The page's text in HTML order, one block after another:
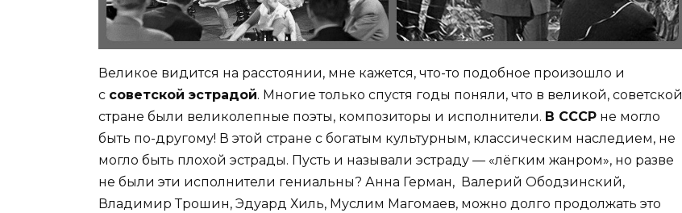
Великое видится на расстоянии, мне кажется, что-то подобное произошло и
с советской эстрадой. Многие только спустя годы поняли, что в великой, советской
стране были великолепные поэты, композиторы и исполнители. В СССР не могло
быть по-другому! В этой стране с богатым культурным, классическим наследием, не
могло быть плохой эстрады. Пусть и называли эстраду — «лёгким жанром», но разве
не были эти исполнители гениальны? Анна Герман, Валерий Ободзинский,
Владимир Трошин, Эдуард Хиль, Муслим Магомаев, можно долго продолжать это